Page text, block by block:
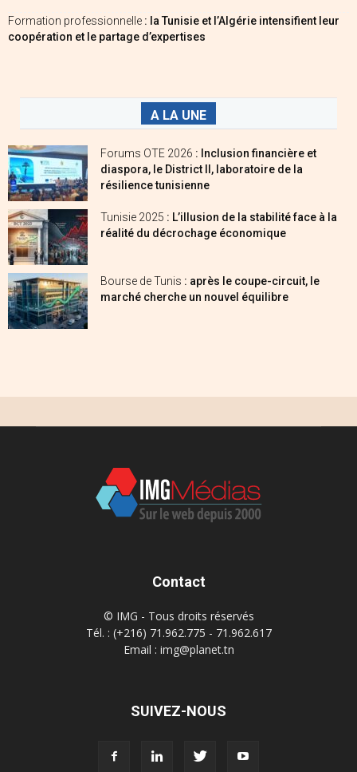
Formation professionnelle : la Tunisie et l’Algérie intensifient leur
coopération et le partage d’expertises
A LA UNE
Forums OTE 2026 : Inclusion financière et
diaspora, le District II, laboratoire de la
résilience tunisienne
Tunisie 2025 : L’illusion de la stabilité face à la
réalité du décrochage économique
Bourse de Tunis : après le coupe-circuit, le
marché cherche un nouvel équilibre
Contact
© IMG - Tous droits réservés
Tél. : (+216) 71.962.775 - 71.962.617
Email : img@planet.tn
SUIVEZ-NOUS